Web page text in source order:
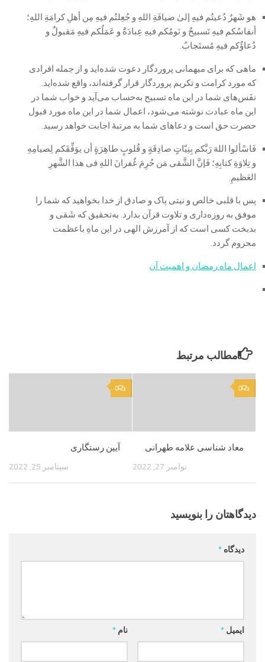
هو شَهرٌ دُعیتُم فیهِ إلیٰ ضیافَةِ اللهِ و جُعِلتُم فیهِ مِن أهلِ کرامَةِ اللهِ؛
أنفاسُکم فیهِ تَسبیحٌ و نَومُکم فیهِ عِبادَةٌ و عَمَلُکم فیهِ مَقبولٌ و
دُعاؤُکم فیهِ مُستَجابٌ.
ماهی که برای میهمانی پروردگار دعوت شده‌اید و از جمله افرادی
که مورد کرامت و تکریم پروردگار قرار گرفته‌اند، واقع شده‌اید.
نفَس‌های شما در این ماه تسبیح به‌حساب می‌آید و خواب شما در
این ماه عبادت نوشته می‌شود، اعمال شما در این ماه مورد قبول
حضرت حق است و دعاهای شما به مرتبۀ اجابت خواهد رسید.
فَاسْألوا اللهَ رَبَّکم بِنِیّاتٍ صادِقَةٍ و قُلوبٍ طاهِرَةٍ أن یوَفِّقَکم لِصیامِهِ
و تِلاوَةِ کتابِهِ؛ فَإنَّ الشَّقی مَن حُرِمَ غُفرانَ اللهِ فی هذا الشَّهرِ
العَظیمِ.
پس با قلبی خالص و نیتی پاک و صادق از خدا بخواهید که شما را
موفق به روزه‌داری و تلاوت قرآن بدارد. به‌تحقیق که شَقی و
بدبخت کسی است که از آمرزش الهی در این ماهِ باعظمت
محروم گردد.
اعمال ماه رمضان و اهمیت آن
مطالب مرتبط
0
آیین رستگاری
سپتامبر 25, 2022
0
معاد شناسی علامه طهرانی
نوامبر 27, 2022
دیدگاهتان را بنویسید
دیدگاه *
نام * ایمیل *